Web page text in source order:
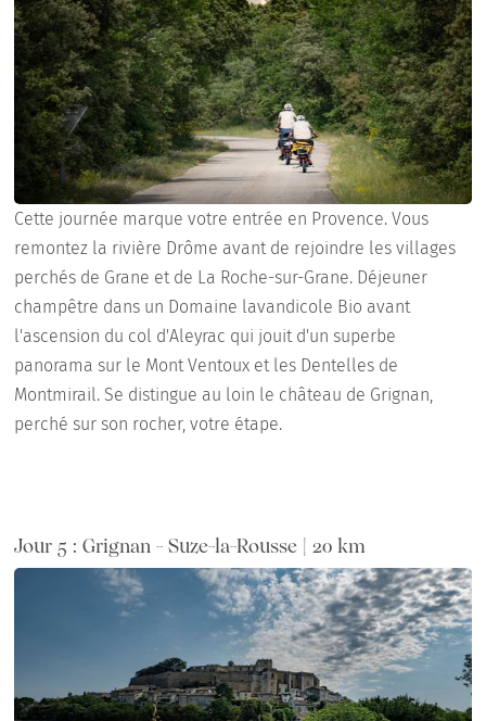
Cette journée marque votre entrée en Provence. Vous
remontez la rivière Drôme avant de rejoindre les villages
perchés de Grane et de La Roche-sur-Grane. Déjeuner
champêtre dans un Domaine lavandicole Bio avant
l'ascension du col d'Aleyrac qui jouit d'un superbe
panorama sur le Mont Ventoux et les Dentelles de
Montmirail. Se distingue au loin le château de Grignan,
perché sur son rocher, votre étape.
Jour 5 : Grignan - Suze-la-Rousse | 20 km